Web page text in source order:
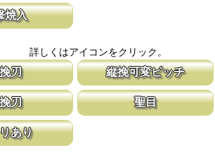
をして、サビから鋸をまもっています。 サ
す心配がありません。
焼入
のある刃に仕上がります。これが永切れする
詳しくはアイコンをクリック。
刃
の巾で連続して切り落とす仕組みになってい
に使用すると、けっして良好な切れ味は望め
縦挽可変ピッチ
刃先はピッチが大きく、刃元へ行くほど小
体で均等に切進むことが出来るようにした
刃
なっており、彫刻刀（平刀）のような刃が連
り取って行きます。
聖目
あり